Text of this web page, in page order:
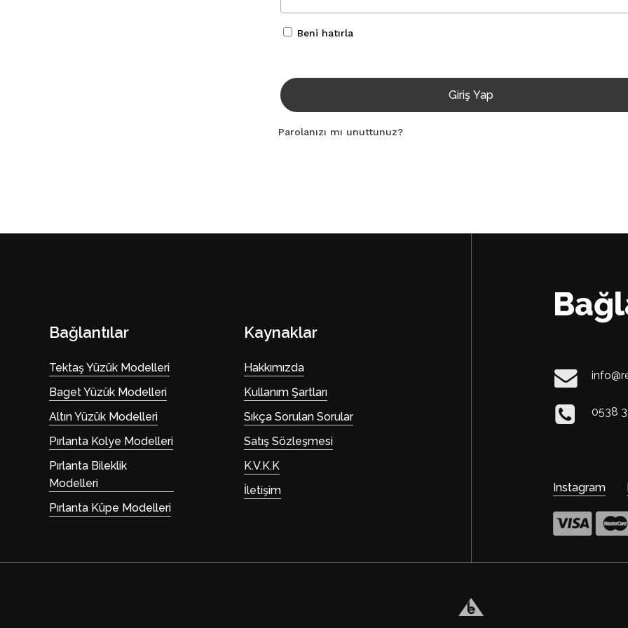
Beni hatırla
Giriş Yap
Parolanızı mı unuttunuz?
Bağlantılar
Tektaş Yüzük Modelleri
Baget Yüzük Modelleri
Altın Yüzük Modelleri
Pırlanta Kolye Modelleri
Pırlanta Bileklik
Modelleri
Pırlanta Küpe Modelleri
Kaynaklar
Hakkımızda
Kullanım Şartları
Sıkça Sorulan Sorular
Satış Sözleşmesi
K.V.K.K
İletişim
0538
Instagram